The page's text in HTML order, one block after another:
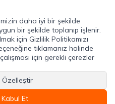
daha iyi bir şekilde
bir şekilde toplanıp işlenir.
için Gizlilik Politikamızı
tıklamanız halinde
için gerekli çerezler
Özelleştir
Et